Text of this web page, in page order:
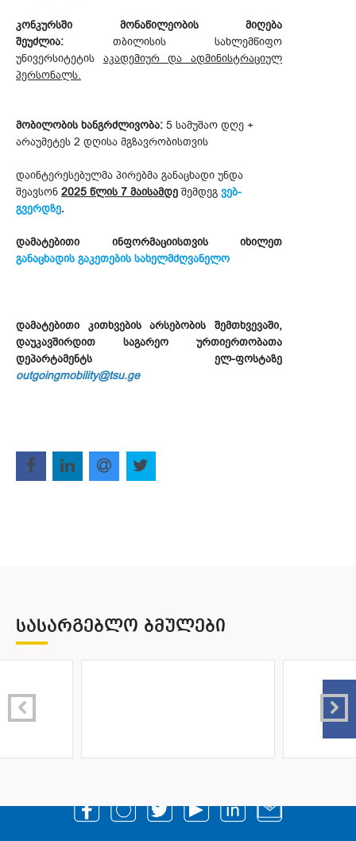
კონკურსში მონაწილეობის მიღება
შეუძლია: თბილისის სახლემწიფო
უნივერსიტეტის აკადემიურ და ადმინისტრაციულ
პერსონალს.
მობილობის ხანგრძლივობა: 5 სამუშაო დღე +
არაუმეტეს 2 დღისა მგზავრობისთვის
დაინტერესებულმა პირებმა განაცხადი უნდა
შეავსონ 2025 წლის 7 მაისამდე შემდეგ ვებ-
გვერდზე.
დამატებითი ინფორმაციისთვის იხილეთ
განაცხადის გაკეთების სახელმძღვანელო
დამატებითი კითხვების არსებობის შემთხვევაში,
დაუკავშირდით საგარეო ურთიერთობათა
დეპარტამენტს ელ-ფოსტაზე
outgoingmobility@tsu.ge
ᲡᲐᲡᲐᲠᲒᲔᲑᲚᲝ ᲑᲛᲣᲚᲔᲑᲘ